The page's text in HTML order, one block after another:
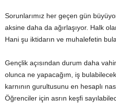
Sorunlarımız her geçen gün
aksine daha da ağırlaşıyor. Halk
Hani şu iktidarın ve muhalefetin
Gençlik açısından durum daha
olunca ne yapacağım, iş
karnının gurultusunu en hesaplı
Öğrenciler için asrın keşfi